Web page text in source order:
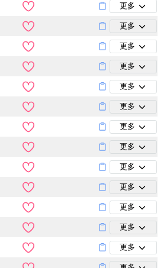
更多
更多
更多
更多
更多
更多
更多
更多
更多
更多
更多
更多
更多